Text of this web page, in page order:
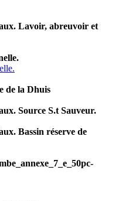
Lavoir, abreuvoir et
de la Dhuis
Source S.t Sauveur.
Bassin réserve de